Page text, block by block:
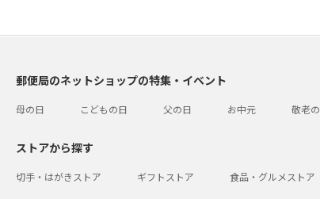
郵便局のネットショップの特集・イベント
母の日 こどもの日 父の日 お中元 敬老
ストアから探す
切手・はがきストア ギフトストア 食品・グルメストア